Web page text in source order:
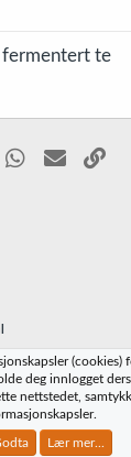
fermentert te
WhatsApp
E-post
Personvernregler
2010-2023 XenForo Ltd.
(cookies)
deg innlogget
nettstedet,
Lær mer...